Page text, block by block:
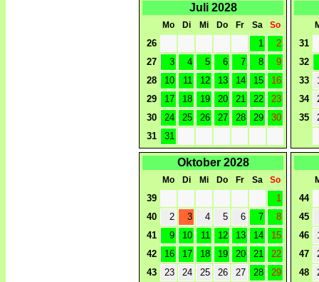
Juli 2028
Mo Di Mi Do Fr Sa So
26 1
2
27
3 4 5 6 7 8
9
28
10 11 12 13 14 15
16
29
17 18 19 20 21 22
23
30
24 25 26 27 28 29
30
31
31
31
32
33
34
35
Oktober 2028
Mo Di Mi Do Fr Sa So
39
1
40
2 3 4 5 6 7
8
41
9 10 11 12 13 14
15
42
16 17 18 19 20 21
22
43
23 24 25 26 27 28
29
44
45
46
47
48